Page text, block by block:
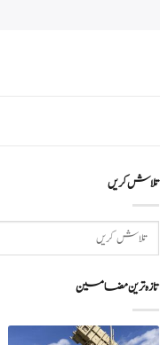
تلاش کریں
تازہ ترین مضامین